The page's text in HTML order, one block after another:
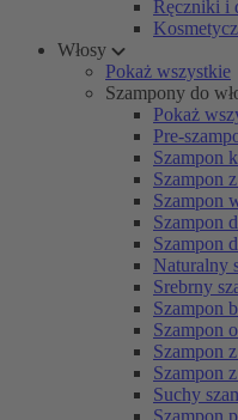
Ręczniki i
Włosy
Pokaż wszystkie
Szampony do
Pokaż
Pre-
Szampon
Szampon
Szampon
Szampon
Szampon
Naturalny
Srebrny
Szampon
Szampon
Szampon
Szampon
Suchy
Szampon